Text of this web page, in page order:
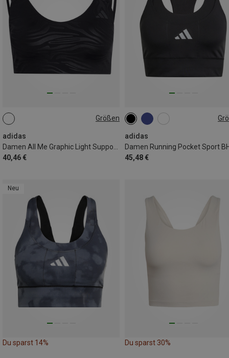
Größen
adidas
40,46 €
S
adidas
Damen Running Pocket Sport
45,48 €
XS
Neu
Du sparst 14% Du sparst 30%